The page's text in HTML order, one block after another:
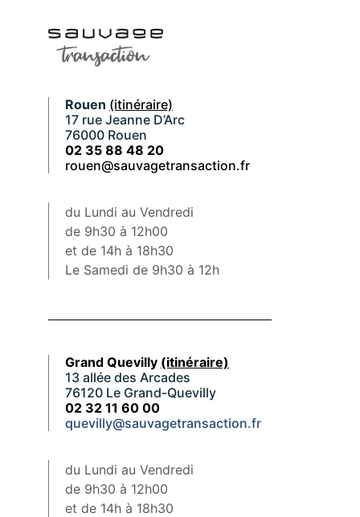
Rouen (itinéraire)
17 rue Jeanne D’Arc
76000 Rouen
02 35 88 48 20
rouen@sauvagetransaction.fr
du Lundi au Vendredi
de 9h30 à 12h00
et de 14h à 18h30
Le Samedi de 9h30 à 12h
Grand Quevilly (itinéraire)
13 allée des Arcades
76120 Le Grand-Quevilly
02 32 11 60 00
quevilly@sauvagetransaction.fr
du Lundi au Vendredi
de 9h30 à 12h00
et de 14h à 18h30